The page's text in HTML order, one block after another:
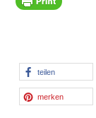
teilen
merken